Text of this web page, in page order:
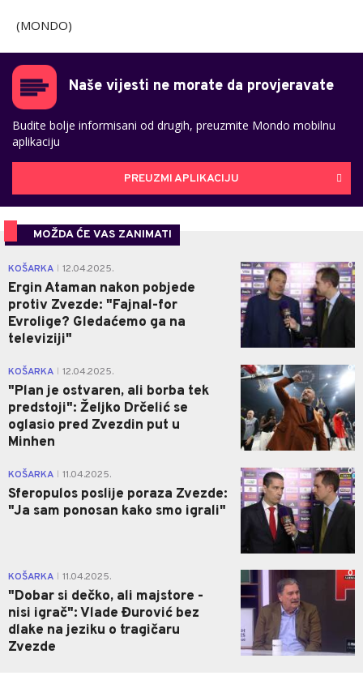
(MONDO)
Naše vijesti ne morate da provjeravate
Budite bolje informisani od drugih, preuzmite Mondo mobilnu
aplikaciju
PREUZMI APLIKACIJU
MOŽDA ĆE VAS ZANIMATI
KOŠARKA 12.04.2025.
Ergin Ataman nakon pobjede
protiv Zvezde: "Fajnal-for
Evrolige? Gledaćemo ga na
televiziji"
0
KOŠARKA 12.04.2025.
"Plan je ostvaren, ali borba tek
predstoji": Željko Drčelić se
oglasio pred Zvezdin put u
Minhen
0
KOŠARKA 11.04.2025.
Sferopulos poslije poraza Zvezde:
"Ja sam ponosan kako smo igrali"
0
KOŠARKA 11.04.2025.
"Dobar si dečko, ali majstore -
nisi igrač": Vlade Đurović bez
dlake na jeziku o tragičaru
Zvezde
0